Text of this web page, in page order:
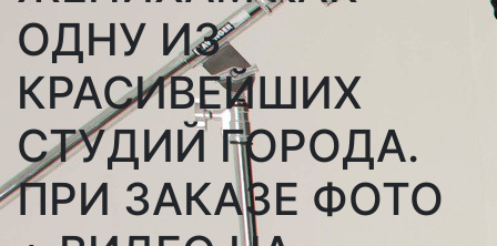
ОДНУ ИЗ
КРАСИВЕЙШИХ
СТУДИЙ ГОРОДА.
ПРИ ЗАКАЗЕ ФОТО